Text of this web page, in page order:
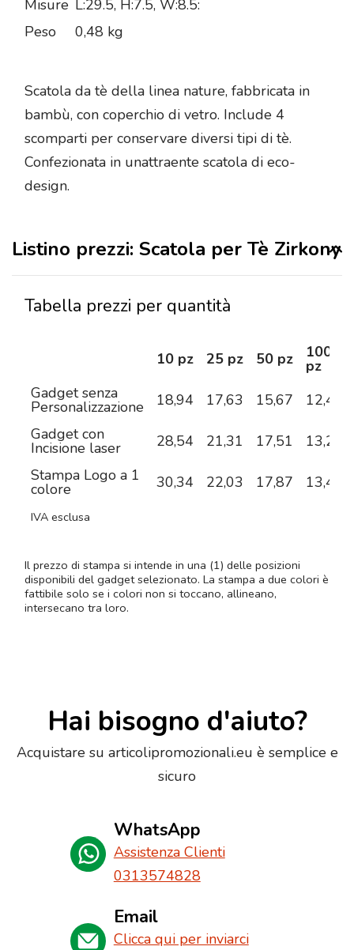
Misure L:29.5, H:7.5, W:8.5:
Peso
0,48 kg
Scatola da tè della linea nature, fabbricata in
bambù, con coperchio di vetro. Include 4
scomparti per conservare diversi tipi di tè.
Confezionata in unattraente scatola di eco-
design.
Listino prezzi: Scatola per Tè Zirkony
Tabella prezzi per quantità
10 pz 25 pz 50 pz 100
pz
Gadget senza
Personalizzazione 18,94 17,63 15,67
12,41
Gadget con
Incisione laser 28,54 21,31 17,51
13,29
Stampa Logo a 1
colore 30,34 22,03 17,87 13,48
IVA esclusa
Il prezzo di stampa si intende in una (1) delle posizioni
disponibili del gadget selezionato. La stampa a due colori è
fattibile solo se i colori non si toccano, allineano,
intersecano tra loro.
Hai bisogno d'aiuto?
Acquistare su articolipromozionali.eu è semplice e
sicuro
WhatsApp
Assistenza Clienti
0313574828
Email
Clicca qui per inviarci